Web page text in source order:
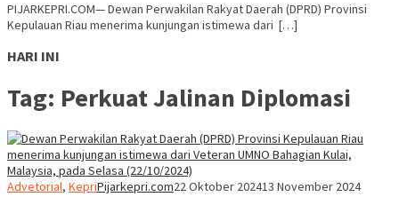
PIJARKEPRI.COM— Dewan Perwakilan Rakyat Daerah (DPRD) Provinsi
Kepulauan Riau menerima kunjungan istimewa dari […]
HARI INI
Tag: Perkuat Jalinan Diplomasi
Advetorial, KepriPijarkepri.com22 Oktober 202413 November 2024